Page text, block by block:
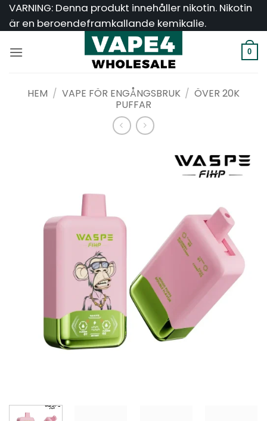
Hoppa
till
VARNING: Denna produkt innehåller nikotin. Nikotin
är en beroendeframkallande kemikalie.
0
HEM / VAPE FÖR ENGÅNGSBRUK / ÖVER 20K
PUFFAR